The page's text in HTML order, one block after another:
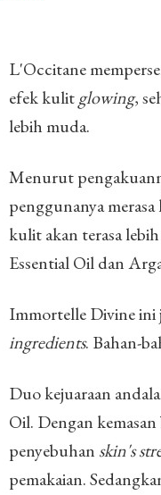
L'Occitane
efek kulitglowing,
lebih muda.
Menurut
penggunanya
kulit akan terasa
Essential Oil dan
Immortelle Divine ini
ingredients. Bahan-
Duo kejuaraan
Oil. Dengan
penyebuhan skin's
pemakaian.